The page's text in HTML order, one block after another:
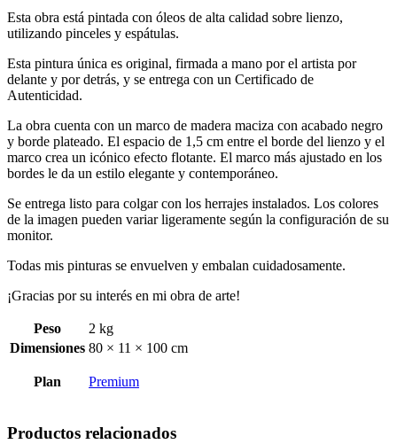
Esta obra está pintada con óleos de alta calidad sobre lienzo,
utilizando pinceles y espátulas.
Esta pintura única es original, firmada a mano por el artista por
delante y por detrás, y se entrega con un Certificado de
Autenticidad.
La obra cuenta con un marco de madera maciza con acabado negro
y borde plateado. El espacio de 1,5 cm entre el borde del lienzo y el
marco crea un icónico efecto flotante. El marco más ajustado en los
bordes le da un estilo elegante y contemporáneo.
Se entrega listo para colgar con los herrajes instalados. Los colores
de la imagen pueden variar ligeramente según la configuración de su
monitor.
Todas mis pinturas se envuelven y embalan cuidadosamente.
¡Gracias por su interés en mi obra de arte!
Peso
2 kg
Dimensiones 80 × 11 × 100 cm
Plan Premium
Productos relacionados